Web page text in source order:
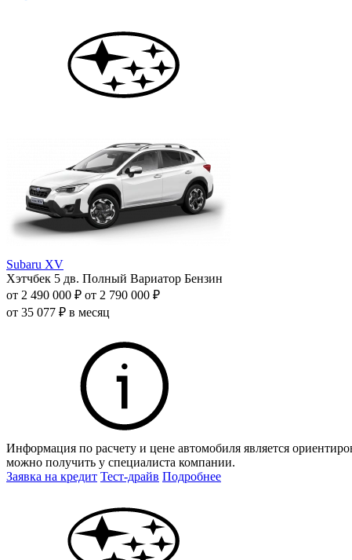
Subaru XV
Хэтчбек 5 дв. Полный Вариатор Бензин
от 2 490 000 ₽ от 2 790 000 ₽
от 35 077 ₽ в месяц
Информация по расчету и цене автомобиля является
можно получить у специалиста компании.
Заявка на кредит Тест-драйв Подробнее